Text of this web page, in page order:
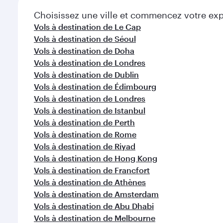
Choisissez une ville et commencez votre
Vols à destination de Le Cap
Vols à destination de Séoul
Vols à destination de Doha
Vols à destination de Londres
Vols à destination de Dublin
Vols à destination de Édimbourg
Vols à destination de Londres
Vols à destination de Istanbul
Vols à destination de Perth
Vols à destination de Rome
Vols à destination de Riyad
Vols à destination de Hong Kong
Vols à destination de Francfort
Vols à destination de Athènes
Vols à destination de Amsterdam
Vols à destination de Abu Dhabi
Vols à destination de Melbourne